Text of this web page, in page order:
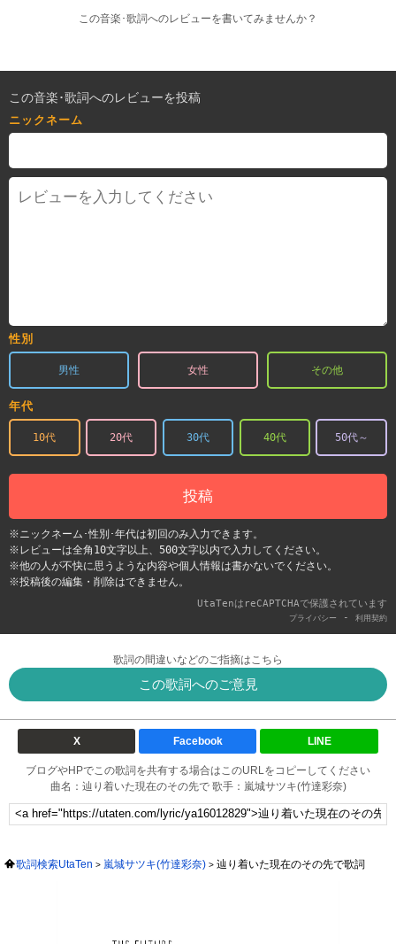
この音楽･歌詞へのレビューを書いてみませんか？
この音楽･歌詞へのレビューを投稿
ニックネーム
性別
男性 女性 その他
年代
10代 20代 30代 40代 50代～
投稿
※ニックネーム･性別･年代は初回のみ入力できます。
※レビューは全角10文字以上、500文字以内で入力してください。
※他の人が不快に思うような内容や個人情報は書かないでください。
※投稿後の編集・削除はできません。
UtaTenはreCAPTCHAで保護されています
プライバシー - 利用契約
歌詞の間違いなどのご指摘はこちら
この歌詞へのご意見
X Facebook LINE
ブログやHPでこの歌詞を共有する場合はこのURLをコピーしてください
曲名：辿り着いた現在のその先で 歌手：嵐城サツキ(竹達彩奈)
歌詞検索UtaTen 嵐城サツキ(竹達彩奈) 辿り着いた現在のその先で歌詞